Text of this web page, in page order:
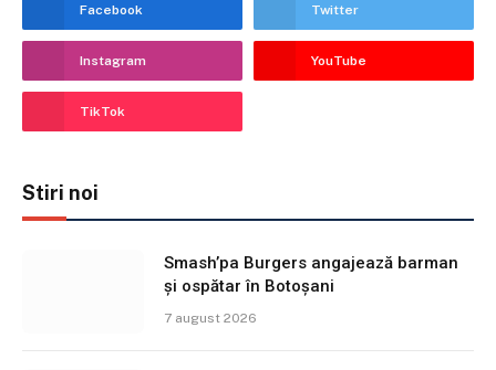
Facebook Twitter
Instagram YouTube
TikTok
Stiri noi
Smash’pa Burgers angajează barman
și ospătar în Botoșani
7 august 2026